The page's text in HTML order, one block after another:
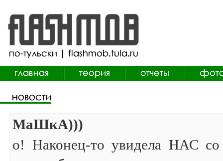
МаШкА)))
о! Наконец-то увидела НАС со